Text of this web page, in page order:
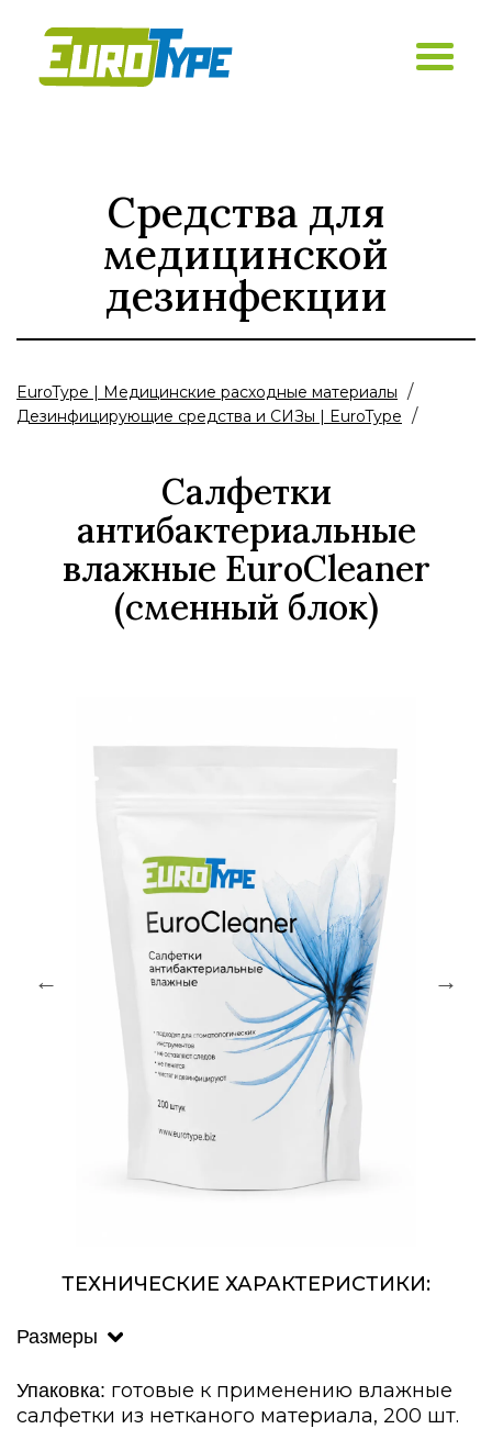
Средства для
медицинской
дезинфекции
EuroType | Медицинские расходные материалы /
Дезинфицирующие средства и СИЗы | EuroType /
Салфетки
антибактериальные
влажные EuroCleaner
(сменный блок)
ТЕХНИЧЕСКИЕ ХАРАКТЕРИСТИКИ:
Размеры
Упаковка: готовые к применению влажные
салфетки из нетканого материала, 200 шт.